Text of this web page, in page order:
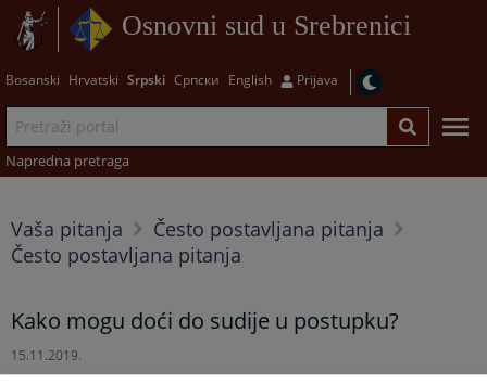
Osnovni sud u Srebrenici
Bosanski Hrvatski Srpski Српски English Prijava
Napredna pretraga
Vaša pitanja
Često postavljana pitanja
Često postavljana pitanja
Kako mogu doći do sudije u postupku?
15.11.2019.